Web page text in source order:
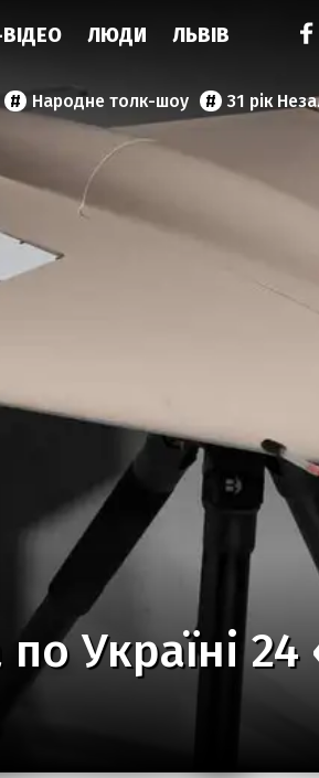
ЛЮДИ ЛЬВІВ
Народне толк-шоу 31 рік
по Україні